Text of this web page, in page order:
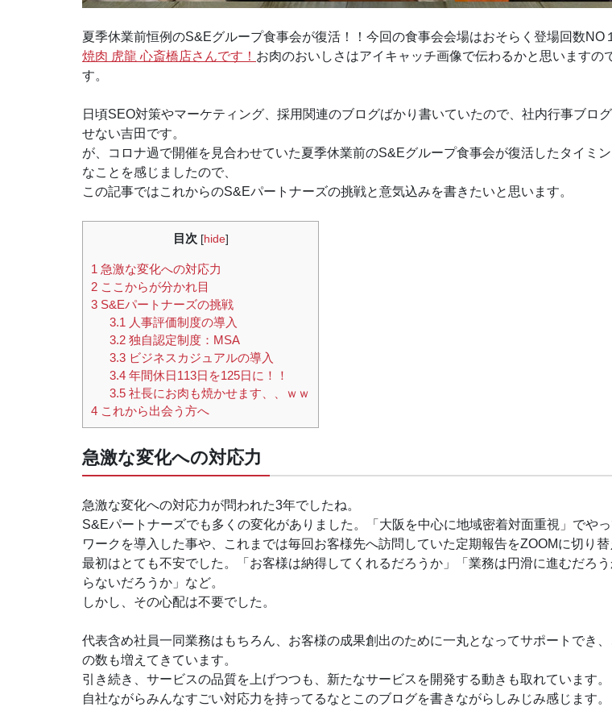
夏季休業前恒例のS&Eグループ食事会が復活！！今回の食事会会場はおそらく登場回数NO
焼肉 虎龍 心斎橋店さんです！ お肉のおいしさはアイキャッチ画像で伝わるかと思いますの
す。
日頃SEO対策やマーケティング、採用関連のブログばかり書いていたので、社内行事ブロ
せない吉田です。
が、コロナ過で開催を見合わせていた夏季休業前のS&Eグループ食事会が復活したタイミ
なことを感じましたので、
この記事ではこれからのS&Eパートナーズの挑戦と意気込みを書きたいと思います。
目次 [hide]
1 急激な変化への対応力
2 ここからが分かれ目
3 S&Eパートナーズの挑戦
3.1 人事評価制度の導入
3.2独自認定制度：MSA
3.3ビジネスカジュアルの導入
3.4年間休日113日を125日に！！
3.5社長にお肉も焼かせます、、ｗｗ
4 これから出会う方へ
急激な変化への対応力
急激な変化への対応力が問われた3年でしたね。
S&Eパートナーズでも多くの変化がありました。「大阪を中心に地域密着対面重視」でや
ワークを導入した事や、これまでは毎回お客様先へ訪問していた定期報告をZOOMに切り替
最初はとても不安でした。「お客様は納得してくれるだろうか」「業務は円滑に進むだろ
らないだろうか」など。
しかし、その心配は不要でした。
代表含め社員一同業務はもちろん、お客様の成果創出のために一丸となってサポートでき
の数も増えてきています。
引き続き、サービスの品質を上げつつも、新たなサービスを開発する動きも取れています。
自社ながらみんなすごい対応力を持ってるなとこのブログを書きながらしみじみ感じます。